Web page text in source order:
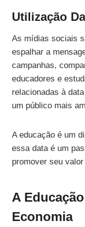
Utilização
As mídias sociais
espalhar a
campanhas,
educadores e
relacionadas à
um público mais
A educação é um
essa data é um
promover seu
A
Economia